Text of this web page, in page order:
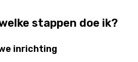
stappen doe ik?
inrichting